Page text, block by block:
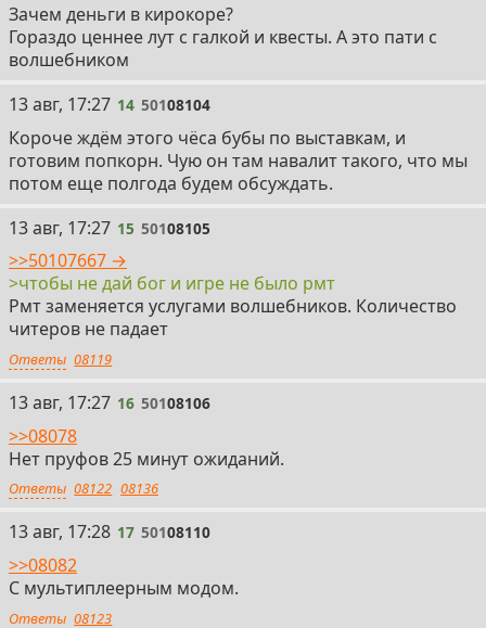
Зачем деньги в кирокоре?
Гораздо ценнее лут с галкой и квесты. А это пати с
волшебником
14
13 авг, 17:27 14 50108104
Короче ждём этого чёса бубы по выставкам, и
готовим попкорн. Чую он там навалит такого, что мы
потом еще полгода будем обсуждать.
15
13 авг, 17:27 15 50108105
>>50107667 →
>чтобы не дай бог и игре не было рмт
Рмт заменяется услугами волшебников. Количество
читеров не падает
Ответы 08119
16
13 авг, 17:27 16 50108106
>>08078
Нет пруфов 25 минут ожиданий.
Ответы 08122 08136
17
13 авг, 17:28 17 50108110
>>08082
С мультиплеерным модом.
Ответы 08123